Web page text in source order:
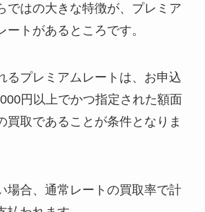
ではの大きな特徴が、プレミア
ートがあるところです。
るプレミアムレートは、お申込
円以上でかつ指定された額面
買取であることが条件となりま
場合、通常レートの買取率で計